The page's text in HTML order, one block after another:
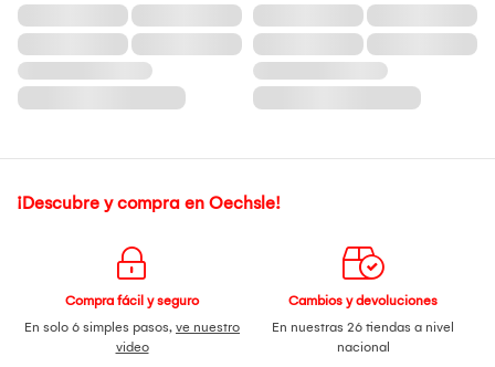
¡Descubre y compra en Oechsle!
Compra fácil y seguro
En solo 6 simples pasos, ve nuestro
video
Cambios y devoluciones
En nuestras 26 tiendas a nivel
nacional